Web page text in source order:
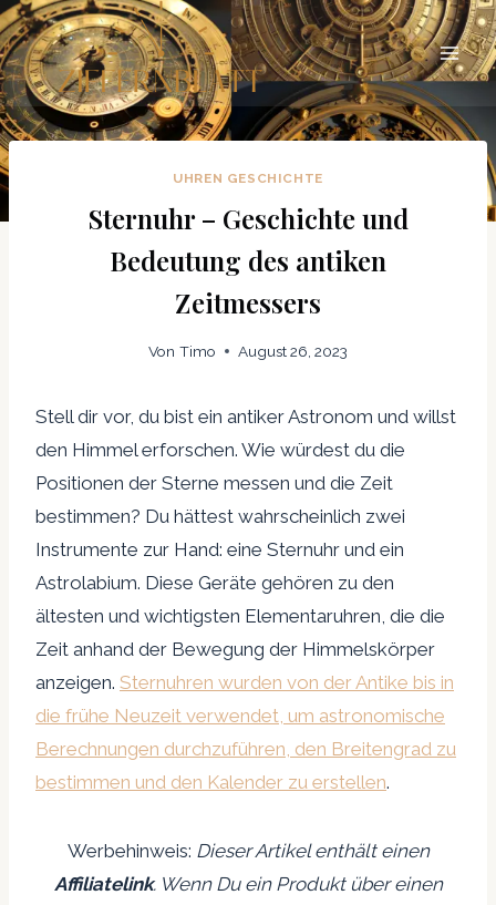
Zum
Inhalt
springen
UHREN GESCHICHTE
Sternuhr – Geschichte und
Bedeutung des antiken
Zeitmessers
Von Timo August 26, 2023
Stell dir vor, du bist ein antiker Astronom und willst
den Himmel erforschen. Wie würdest du die
Positionen der Sterne messen und die Zeit
bestimmen? Du hättest wahrscheinlich zwei
Instrumente zur Hand: eine Sternuhr und ein
Astrolabium. Diese Geräte gehören zu den
ältesten und wichtigsten Elementaruhren, die die
Zeit anhand der Bewegung der Himmelskörper
anzeigen. Sternuhren wurden von der Antike bis in
die frühe Neuzeit verwendet, um astronomische
Berechnungen durchzuführen, den Breitengrad zu
bestimmen und den Kalender zu erstellen.
Werbehinweis: Dieser Artikel enthält einen
Affiliatelink. Wenn Du ein Produkt über einen